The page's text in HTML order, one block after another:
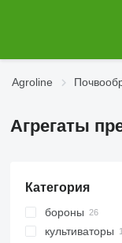
Agroline
Агрегаты
Категория
бороны
дисковые
культиваторы